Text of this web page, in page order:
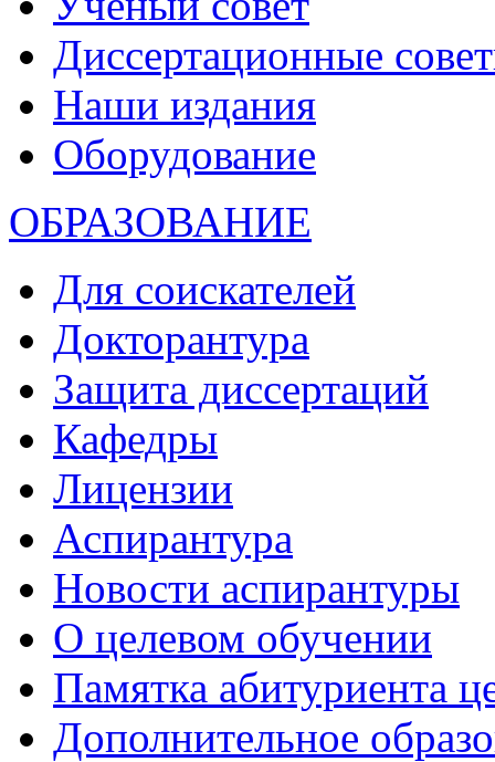
Диссертационные
Наши издания
Оборудование
ОБРАЗОВАНИЕ
Для соискателей
Докторантура
Защита диссертаций
Кафедры
Лицензии
Аспирантура
Новости аспирантуры
О целевом обучении
Памятка абитуриента
Дополнительное